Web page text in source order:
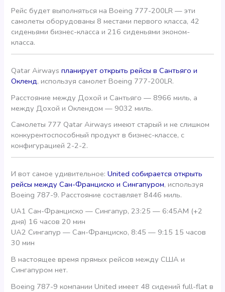
Рейс будет выполняться на Boeing 777-200LR — эти
самолеты оборудованы 8 местами первого класса, 42
сиденьями бизнес-класса и 216 сиденьями эконом-
класса.
Qatar Airwaysпланирует открыть рейсы в Сантьяго и
Окленд, используя самолет Boeing 777-200LR.
Расстояние между Дохой и Сантьяго — 8966 миль, а
между Дохой и Оклендом — 9032 миль.
Самолеты 777 Qatar Airways имеют старый и не слишком
конкурентоспособный продукт в бизнес-классе, с
конфигурацией 2-2-2.
И вот самое удивительное:United собирается открыть
рейсы между Сан-Франциско и Сингапуром, используя
Boeing 787-9. Расстояние составляет 8446 миль.
UA1 Сан-Франциско — Сингапур, 23:25 — 6:45AM (+2
дня) 16 часов 20 мин
UA2 Сингапур — Сан-Франциско, 8:45 — 9:15 15 часов
30 мин
В настоящее время прямых рейсов между США и
Сингапуром нет.
Boeing 787-9 компании United имеет 48 сидений full-flat в